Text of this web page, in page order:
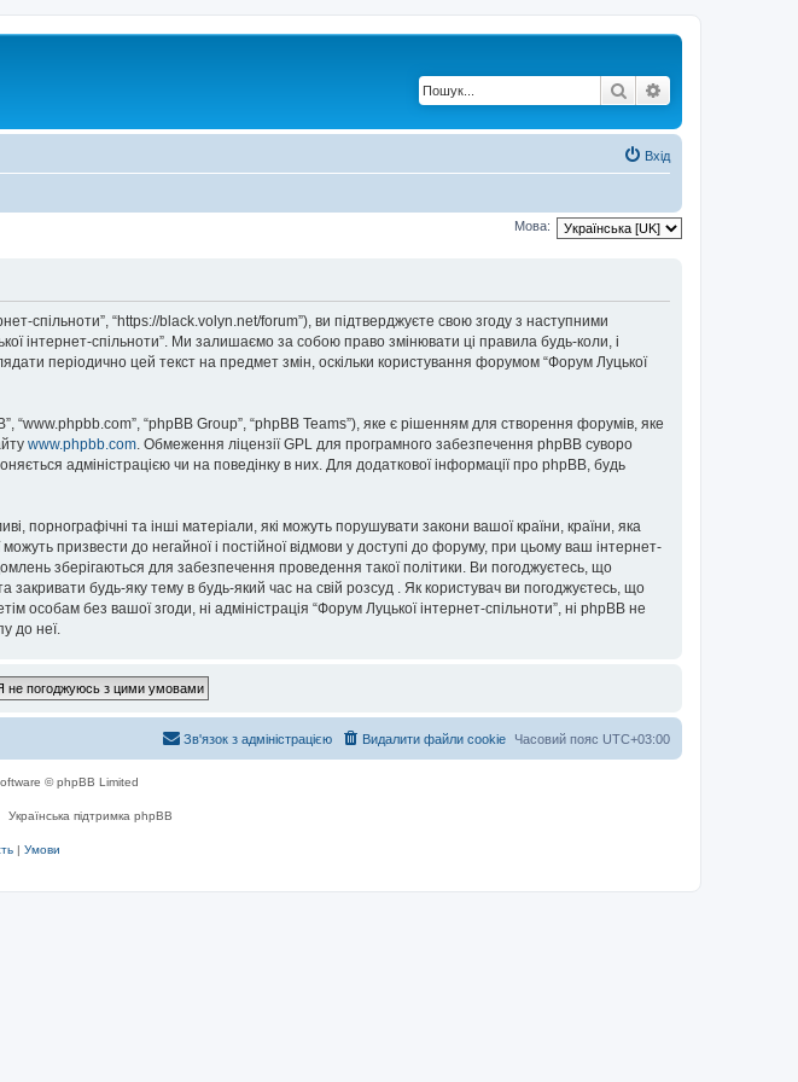
Пошук
Вхід
Мова:
спільноти”, “https://black.volyn.net/forum”), ви підтверджуєте свою згоду з наступними
інтернет-спільноти”. Ми залишаємо за собою право змінювати ці правила будь-коли, і
періодично цей текст на предмет змін, оскільки користування форумом “Форум Луцької
“phpBB Group”, “phpBB Teams”), яке є рішенням для створення форумів, яке
www.phpbb.com. Обмеження ліцензії GPL для програмного забезпечення phpBB суворо
адміністрацією чи на поведінку в них. Для додаткової інформації про phpBB, будь
порнографічні та інші матеріали, які можуть порушувати закони вашої країни, країни, яка
призвести до негайної і постійної відмови у доступі до форуму, при цьому ваш інтернет-
зберігаються для забезпечення проведення такої політики. Ви погоджуєтесь, що
будь-яку тему в будь-який час на свій розсуд . Як користувач ви погоджуєтесь, що
особам без вашої згоди, ні адміністрація “Форум Луцької інтернет-спільноти”, ні phpBB не
до неї.
Часовий пояс UTC+03:00
Видалити файли cookie
Зв'язок з адміністрацією
© phpBB Limited
Українська підтримка phpBB
| Умови